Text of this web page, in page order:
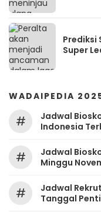
Prediksi
Super
WADAIPEDIA
#
Jadwal
Indonesia
#
Jadwal
Minggu
#
Jadwal
Tanggal